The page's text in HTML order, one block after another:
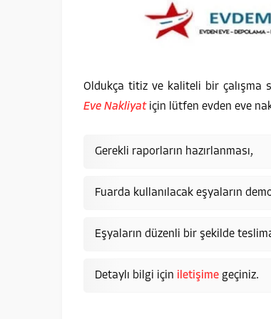
Oldukça titiz ve kaliteli bir çalışma
Eve Nakliyatiçin lütfen evden eve
Gerekli raporların hazırlanması,
Fuarda kullanılacak eşyaların
Eşyaların düzenli bir şekilde
Detaylı bilgi için iletişime geçiniz.